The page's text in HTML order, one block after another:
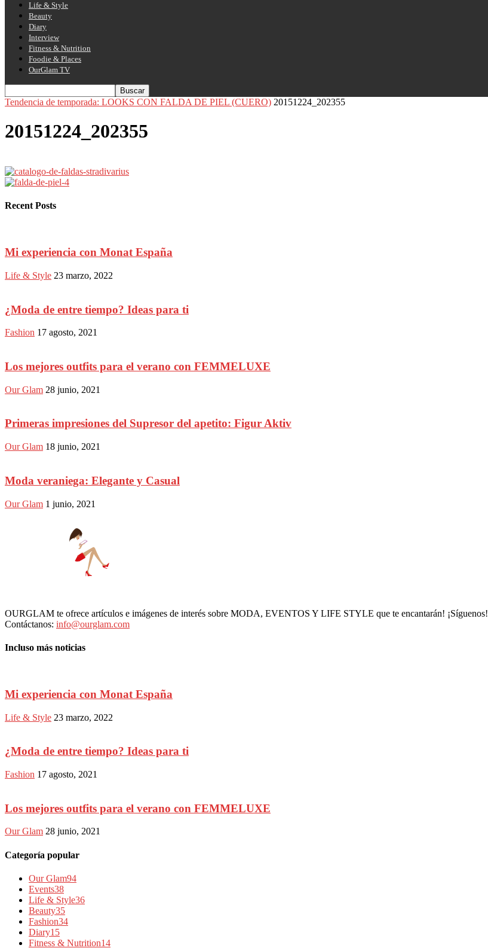
Life & Style
Beauty
Diary
Interview
Fitness & Nutrition
Foodie & Places
OurGlam TV
Tendencia de temporada: LOOKS CON FALDA DE PIEL (CUERO) 20151224_202355
20151224_202355
Recent Posts
Mi experiencia con Monat España
Life & Style 23 marzo, 2022
¿Moda de entre tiempo? Ideas para ti
Fashion 17 agosto, 2021
Los mejores outfits para el verano con FEMMELUXE
Our Glam 28 junio, 2021
Primeras impresiones del Supresor del apetito: Figur Aktiv
Our Glam 18 junio, 2021
Moda veraniega: Elegante y Casual
Our Glam 1 junio, 2021
OURGLAM te ofrece artículos e imágenes de interés sobre MODA, EVENTOS Y LIFE STYLE que te encantarán! ¡Síguenos!
Contáctanos: info@ourglam.com
Incluso más noticias
Mi experiencia con Monat España
Life & Style 23 marzo, 2022
¿Moda de entre tiempo? Ideas para ti
Fashion 17 agosto, 2021
Los mejores outfits para el verano con FEMMELUXE
Our Glam 28 junio, 2021
Categoría popular
Our Glam94
Events38
Life & Style36
Beauty35
Fashion34
Diary15
Fitness & Nutrition14